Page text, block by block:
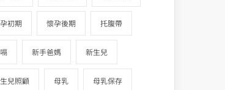
初期 懷孕後期 托腹帶
新手爸媽 新生兒
兒照顧 母乳 母乳保存